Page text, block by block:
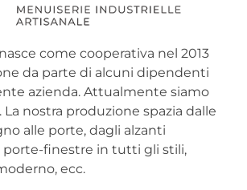
come cooperativa nel 2013
da parte di alcuni dipendenti
azienda. Attualmente siamo
La nostra produzione spazia dalle
alle porte, dagli alzanti
porte-finestre in tutti gli stili,
ecc.